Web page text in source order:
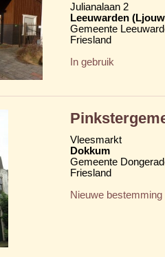
Julianalaan 2
Leeuwarden
Gemeente
Friesland
In gebruik
Vleesmarkt
Dokkum
Gemeente
Friesland
Nieuwe bestemming